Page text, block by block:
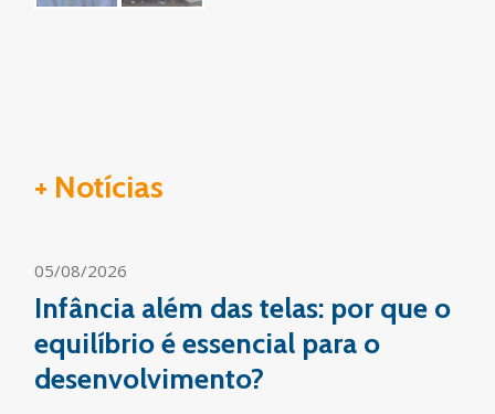
+ Notícias
05/08/2026
Infância além das telas: por que o
equilíbrio é essencial para o
desenvolvimento?